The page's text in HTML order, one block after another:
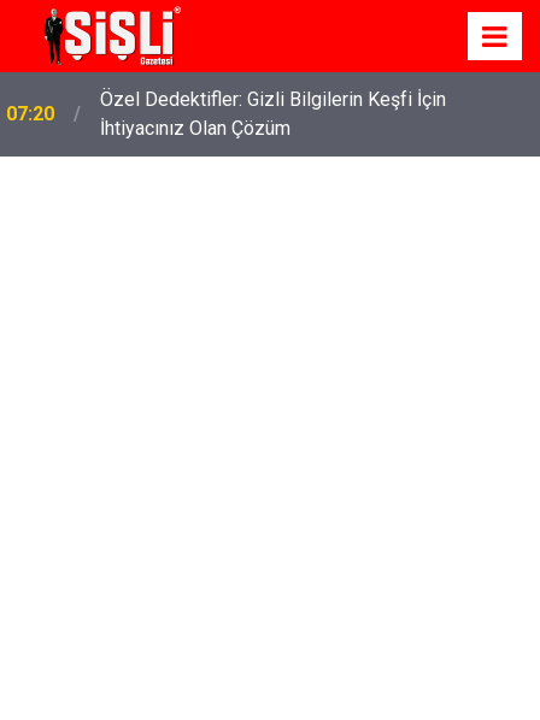
07:20
Özel Dedektifler: Gizli Bilgilerin Keşfi İçin
İhtiyacınız Olan Çözüm
07:15
İskele'de Kiralık Daire Seçenekleriyle Konforlu Bir
Yaşam